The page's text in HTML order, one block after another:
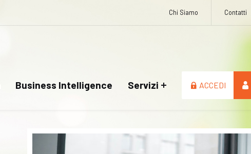
Chi Siamo Contatti
Business Intelligence Servizi ACCEDI